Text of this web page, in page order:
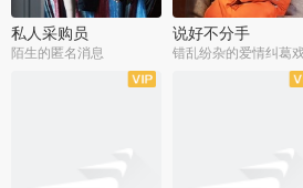
私人采购员
陌生的匿名消息
说好不分手
错乱纷杂的爱情纠葛